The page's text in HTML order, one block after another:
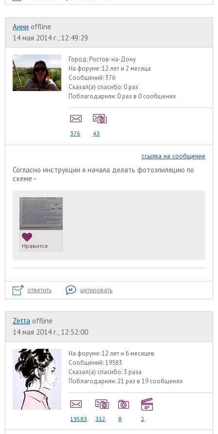
Анни offline
14 мая 2014 г., 12:49:29
Город: Ростов-на-Дону
На форуме:12 лет и 2 месяца
Сообщений: 376
Сказал(а) спасибо: 0 раз
Поблагодарили: 0 раз в 0 сообщенях
376 43
ссылка на сообщение
Согласно инструкции я начала делать фотоэпиляцию по
схеме -
Нравится
ответить цитировать
Zetta offline
14 мая 2014 г., 12:52:00
На форуме:12 лет и 6 месяцев
Сообщений:19583
Сказал(а) спасибо: 3 раза
Поблагодарили: 21 раз в 19 сообщенях
19583 312 8 2